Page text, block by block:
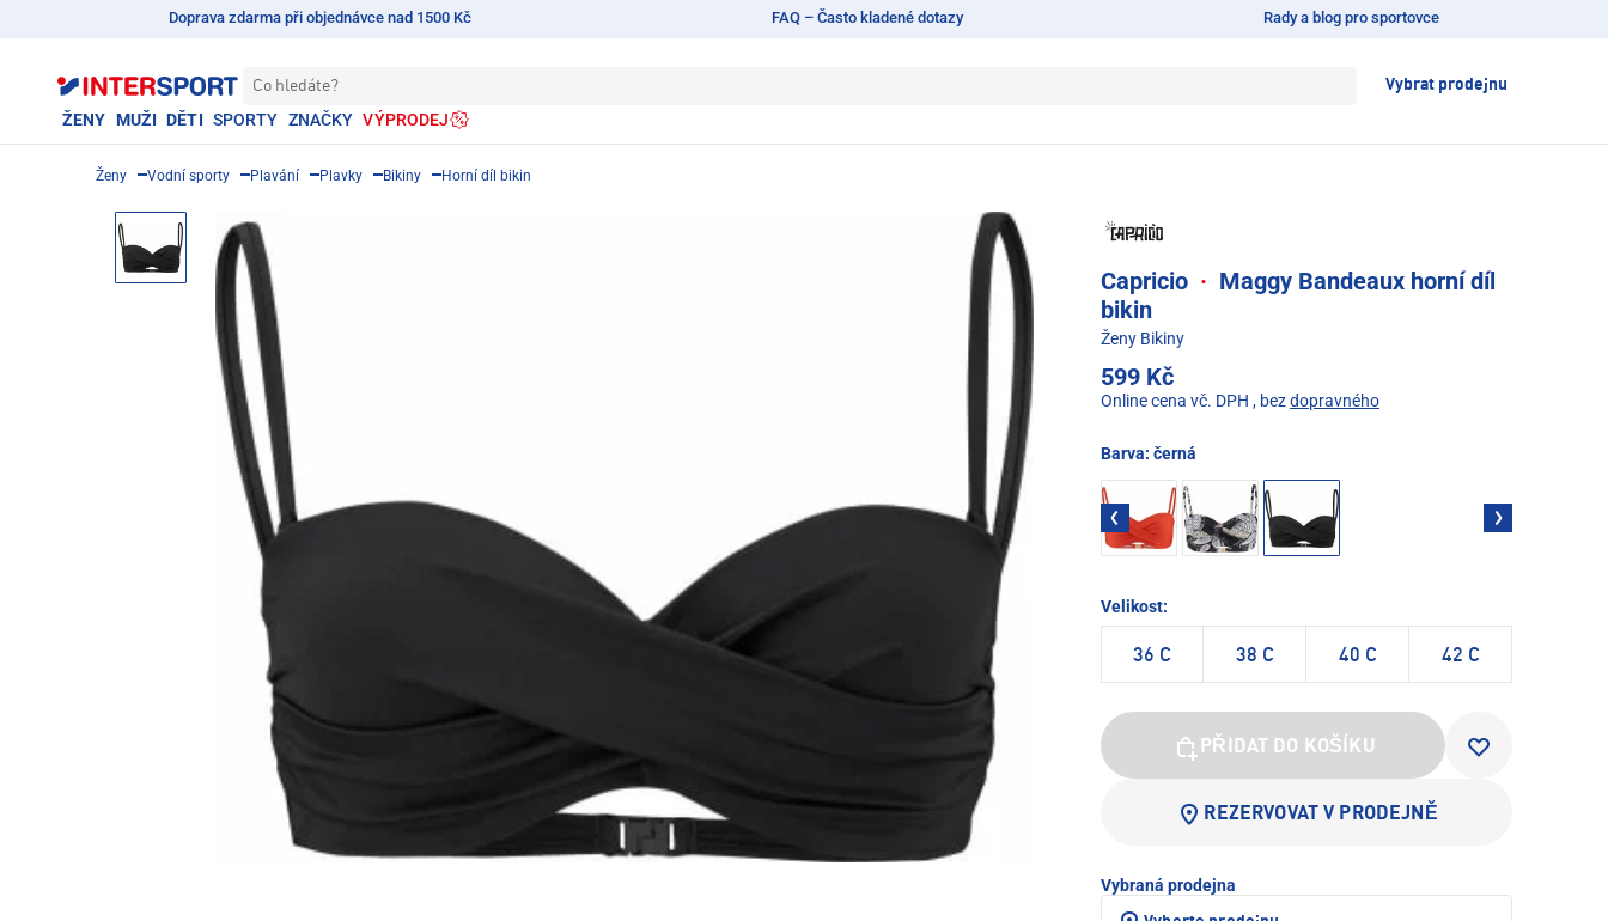
Doprava zdarma při objednávce nad 1500 Kč FAQ – Často kladené dotazy Rady a blog pro sportovce
Co hledáte? Vybrat prodejnu
ŽENY MUŽI DĚTI SPORTY ZNAČKY VÝPRODEJ
Ženy Vodní sporty Plavání Plavky Bikiny Horní díl bikin
Capricio · Maggy Bandeaux horní díl
bikin
Ženy Bikiny
599 Kč
Online cena vč. DPH , bezdopravného
Barva: černá
Velikost:
36 C 38 C 40 C 42 C
PŘIDAT DO KOŠÍKU
REZERVOVAT V PRODEJNĚ
Vybraná prodejna